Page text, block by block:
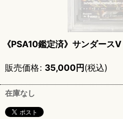
《PSA10鑑定済》サンダースV
販売価格: 35,000円(税込)
在庫なし